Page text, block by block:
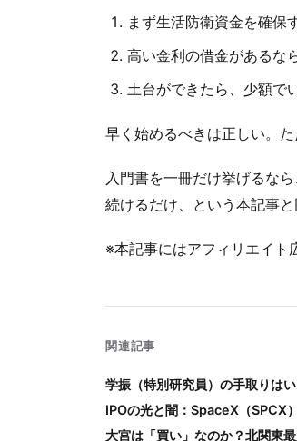
まず生活防衛資金を確保
高い金利の借金があるな
土台ができたら、少額で
早く始めるべきは正しい。
入門書を一冊だけ挙げるなら
続けるだけ、という本記事
※本記事にはアフィリエイト
関連記事
学振（特別研究員）の手取りは
IPOの光と闇：SpaceX（SPCX
大宮は「買い」なのか？北関東